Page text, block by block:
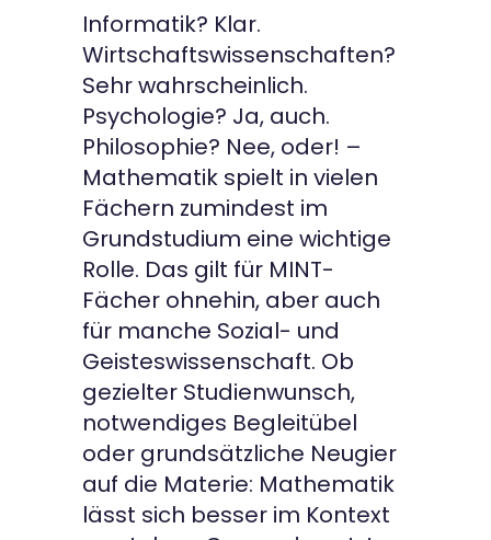
Informatik? Klar.
Wirtschaftswissenschaften?
Sehr wahrscheinlich.
Psychologie? Ja, auch.
Philosophie? Nee, oder! –
Mathematik spielt in vielen
Fächern zumindest im
Grundstudium eine wichtige
Rolle. Das gilt für MINT-
Fächer ohnehin, aber auch
für manche Sozial- und
Geisteswissenschaft. Ob
gezielter Studienwunsch,
notwendiges Begleitübel
oder grundsätzliche Neugier
auf die Materie: Mathematik
lässt sich besser im Kontext